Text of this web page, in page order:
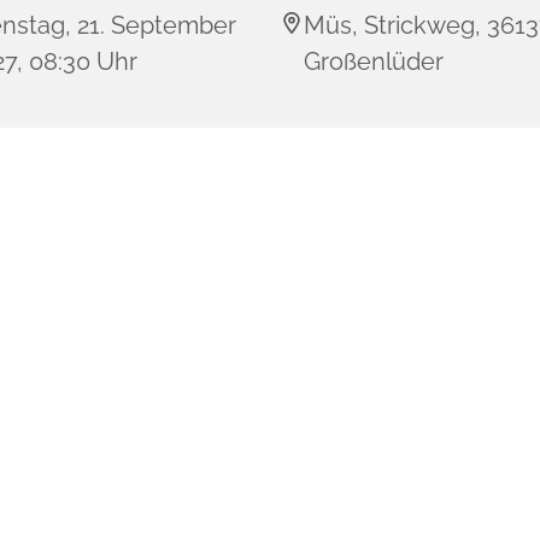
21. September
08:30 Uhr
Müs, Strickweg,
Großenlüder